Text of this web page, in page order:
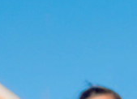
16/17